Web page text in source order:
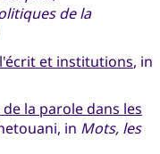
de la
et institutions, in
la parole dans les
in Mots, les